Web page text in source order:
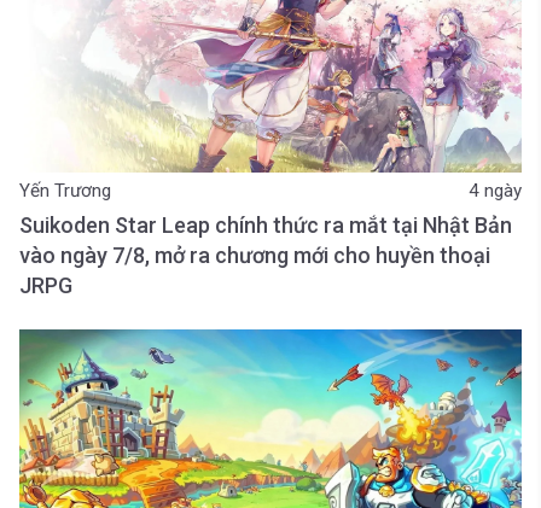
Yến Trương 4 ngày
Suikoden Star Leap chính thức ra mắt tại Nhật Bản
vào ngày 7/8, mở ra chương mới cho huyền thoại
JRPG